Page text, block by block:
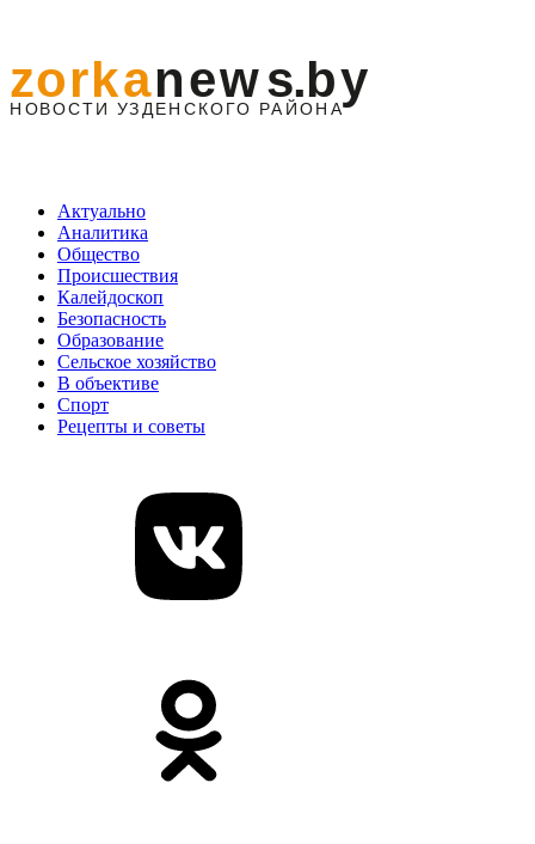
Актуально
Аналитика
Общество
Происшествия
Калейдоскоп
Безопасность
Образование
Сельское хозяйство
В объективе
Спорт
Рецепты и советы